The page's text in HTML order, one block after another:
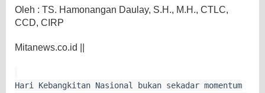
Oleh : TS. Hamonangan Daulay, S.H., M.H., CTLC,
CCD, CIRP
Mitanews.co.id ||
Hari Kebangkitan Nasional bukan sekadar momentum